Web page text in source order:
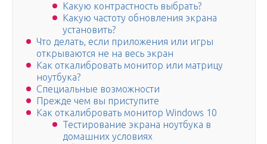
Какую контрастность выбрать?
Какую частоту обновления экрана
установить?
Что делать, если приложения или игры
открываются не на весь экран
Как откалибровать монитор или матрицу
ноутбука?
Специальные возможности
Прежде чем вы приступите
Как откалибровать монитор Windows 10
Тестирование экрана ноутбука в
домашних условиях